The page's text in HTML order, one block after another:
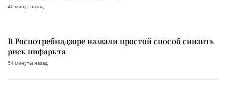
40 минут назад
В Роспотребнадзоре назвали простой способ снизить
риск инфаркта
54 минуты назад